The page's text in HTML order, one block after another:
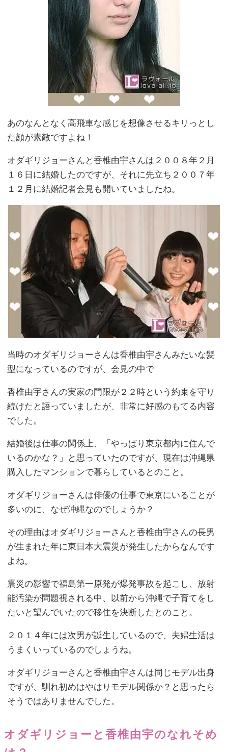
あのなんとなく高飛車な感じを想像させるキリっとし
た顔が素敵ですよね！
オダギリジョーさんと香椎由宇さんは２００８年２月
１６日に結婚したのですが、それに先立ち２００７年
１２月に結婚記者会見も開いていましたね。
当時のオダギリジョーさんは香椎由宇さんみたいな髪
型になっているのですが、会見の中で
香椎由宇さんの実家の門限が２２時という約束を守り
続けたと語っていましたが、非常に好感のもてる内容
でした。
結婚後は仕事の関係上、「やっぱり東京都内に住んで
いるのかな？」と思っていたのですが、現在は沖縄県
購入したマンションで暮らしているとのこと。
オダギリジョーさんは俳優の仕事で東京にいることが
多いのに、なぜ沖縄なのでしょうか？
その理由はオダギリジョーさんと香椎由宇さんの長男
が生まれた年に東日本大震災が発生したからなんです
よね。
震災の影響で福島第一原発が爆発事故を起こし、放射
能汚染が問題視される中、以前から沖縄で子育てをし
たいと望んでいたので移住を決断したとのこと。
２０１４年には次男が誕生しているので、夫婦生活は
うまくいっているのでしょうね。
オダギリジョーさんと香椎由宇さんは同じモデル出身
ですが、馴れ初めはやはりモデル関係か？と思ったら
そうではありませんでした。
オダギリジョーと香椎由宇のなれそめ